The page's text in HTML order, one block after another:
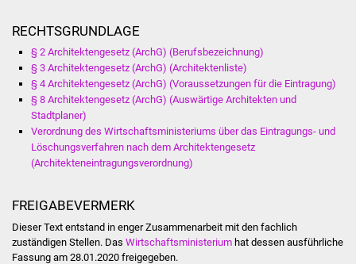
Stadtbücherei
Stadtarchiv
Bürgerhaus
Vereine und Parteien
RECHTSGRUNDLAGE
§ 2 Architektengesetz (ArchG) (Berufsbezeichnung)
§ 3 Architektengesetz (ArchG) (Architektenliste)
§ 4 Architektengesetz (ArchG) (Voraussetzungen für die Eintragung)
§ 8 Architektengesetz (ArchG) (Auswärtige Architekten und
Stadtplaner)
Verordnung des Wirtschaftsministeriums über das Eintragungs- und
Löschungsverfahren nach dem Architektengesetz
(Architekteneintragungsverordnung)
FREIGABEVERMERK
Dieser Text entstand in enger Zusammenarbeit mit den fachlich
zuständigen Stellen. Das Wirtschaftsministeriumhat dessen ausführliche
Fassung am 28.01.2020 freigegeben.